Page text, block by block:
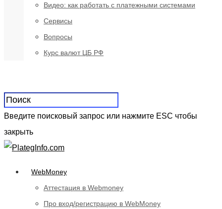
Видео: как работать с платежными системами
Сервисы
Вопросы
Курс валют ЦБ РФ
Введите поисковый запрос или нажмите ESC чтобы
закрыть
WebMoney
Аттестация в Webmoney
Про вход/регистрацию в WebMoney